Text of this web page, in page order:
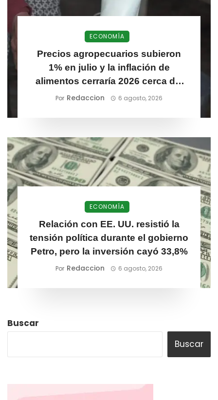
ECONOMÍA
Precios agropecuarios subieron
1% en julio y la inflación de
alimentos cerraría 2026 cerca del
6,1%
Por Redaccion 6 agosto, 2026
ECONOMÍA
Relación con EE. UU. resistió la
tensión política durante el gobierno
Petro, pero la inversión cayó 33,8%
Por Redaccion 6 agosto, 2026
Buscar
Buscar